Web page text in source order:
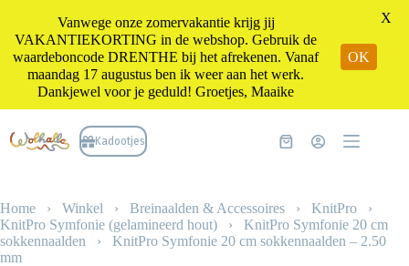
naar
de
Kadootjes Winkelwagen
Home › Winkel › Breinaalden & Accessoires › KnitPro ›
KnitPro Symfonie (gelamineerd hout) › KnitPro Symfonie 20 cm
sokkennaalden › KnitPro Symfonie 20 cm sokkennaalden – 2.50
mm
Vanwege onze zomervakantie krijg jij
VAKANTIEKORTING in de webshop. Gebruik de
waardeboncode DRENTHE bij het afrekenen. Vanaf
maandag 17 augustus ben ik weer aan het werk.
Dankjewel voor je geduld! Groetjes, Maaike
OK
X